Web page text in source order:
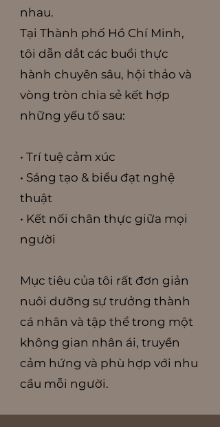
nhau.
Tại Thành phố Hồ Chí Minh,
tôi dẫn dắt các buổi thực
hành chuyên sâu, hội thảo và
vòng tròn chia sẻ kết hợp
những yếu tố sau:
• Trí tuệ cảm xúc
• Sáng tạo & biểu đạt nghệ
thuật
• Kết nối chân thực giữa mọi
người
Mục tiêu của tôi rất đơn giản
nuôi dưỡng sự trưởng thành
cá nhân và tập thể trong một
không gian nhân ái, truyền
cảm hứng và phù hợp với nhu
cầu mỗi người.